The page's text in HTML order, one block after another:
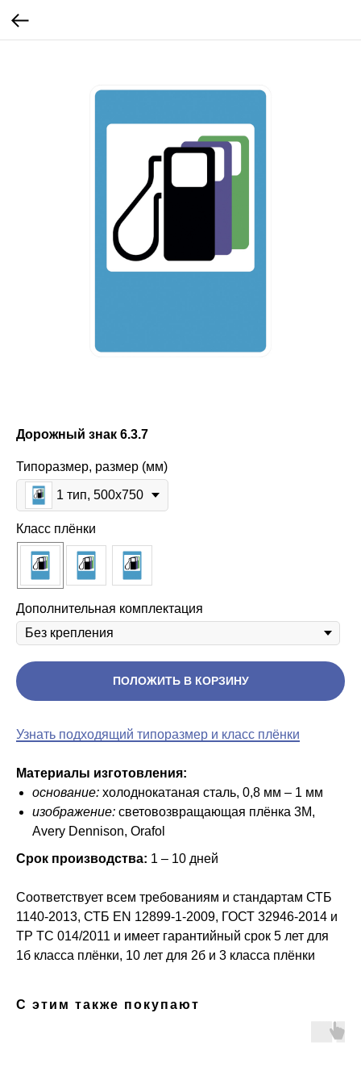
Дорожный знак 6.3.7
Типоразмер, размер (мм)
1 тип, 500x750
Класс плёнки
Дополнительная комплектация
ПОЛОЖИТЬ В КОРЗИНУ
Узнать подходящий типоразмер и класс плёнки
Материалы изготовления:
основание: холоднокатаная сталь, 0,8 мм – 1 мм
изображение: световозвращающая плёнка 3M,
Avery Dennison, Orafol
Срок производства: 1 – 10 дней
Соответствует всем требованиям и стандартам СТБ
1140-2013, СТБ ЕN 12899-1-2009, ГОСТ 32946-2014 и
ТР ТС 014/2011 и имеет гарантийный срок 5 лет для
1б класса плёнки, 10 лет для 2б и 3 класса плёнки
С этим также покупают